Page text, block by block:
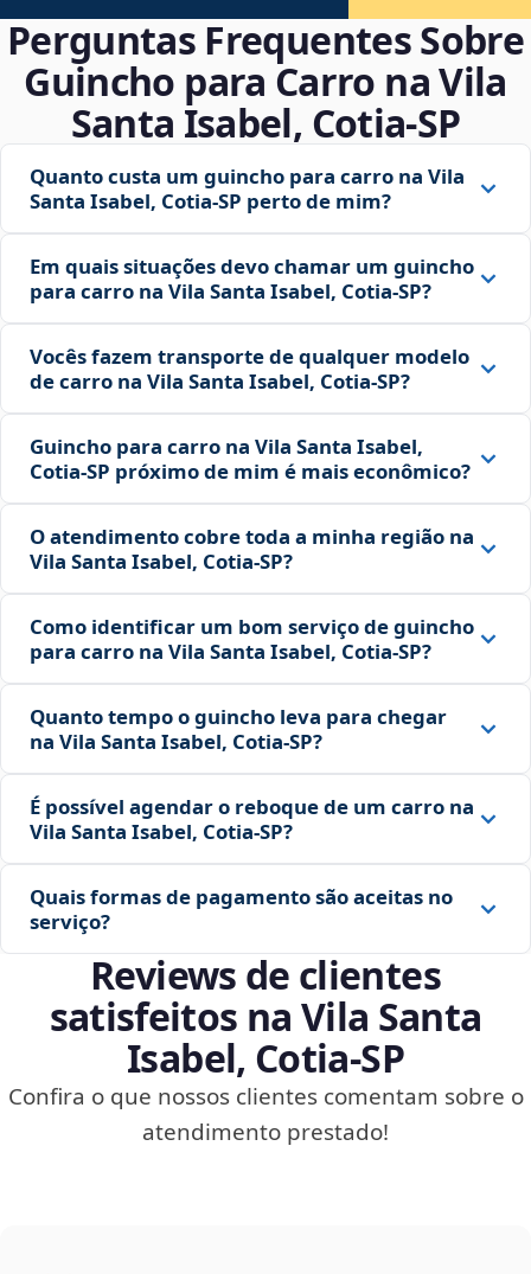
Perguntas Frequentes Sobre
Guincho para Carro na Vila
Santa Isabel, Cotia‑SP
Quanto custa um guincho para carro na Vila
Santa Isabel, Cotia‑SP perto de mim?
Em quais situações devo chamar um guincho
para carro na Vila Santa Isabel, Cotia‑SP?
Vocês fazem transporte de qualquer modelo
de carro na Vila Santa Isabel, Cotia‑SP?
Guincho para carro na Vila Santa Isabel,
Cotia‑SP próximo de mim é mais econômico?
O atendimento cobre toda a minha região na
Vila Santa Isabel, Cotia‑SP?
Como identificar um bom serviço de guincho
para carro na Vila Santa Isabel, Cotia‑SP?
Quanto tempo o guincho leva para chegar
na Vila Santa Isabel, Cotia‑SP?
É possível agendar o reboque de um carro na
Vila Santa Isabel, Cotia‑SP?
Quais formas de pagamento são aceitas no
serviço?
Reviews de clientes
satisfeitos na Vila Santa
Isabel, Cotia‑SP
Confira o que nossos clientes comentam sobre o
atendimento prestado!